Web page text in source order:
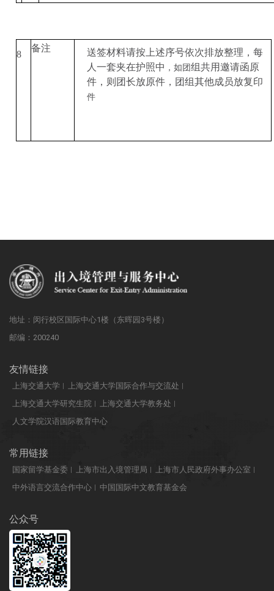
8
备注
送签材料请按上述序号依次排放整理，每
人一套夹在护照中 ，如团组共用邀请函原
件，则团长放原件，团组其他成员放复印
件
地址：闵行校区国际中心1楼（东晖园3号楼）
邮编：200240
友情链接
上海交通大学
上海交通大学国际合作与交流处
上海交通大学研究生院
上海交通大学教务处
人文学院汉语国际教育中心
常用链接
国家留学基金委 上海市出入境管理局
上海市人民政府外事办公室
中外语言交流合作中心
中国国际中文教育基金会
公众号